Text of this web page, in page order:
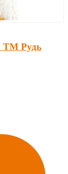
ТМ Рудь